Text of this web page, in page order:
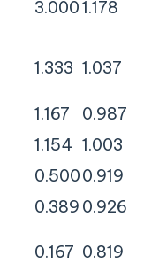
3.0001.178
1.333 1.037
1.167
0.987
1.154 1.003
0.5000.919
0.389 0.926
0.167 0.819